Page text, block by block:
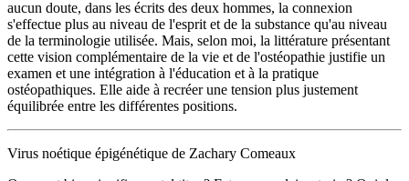
aucun doute, dans les écrits des deux hommes, la connexion
s'effectue plus au niveau de l'esprit et de la substance qu'au niveau
de la terminologie utilisée. Mais, selon moi, la littérature présentant
cette vision complémentaire de la vie et de l'ostéopathie justifie un
examen et une intégration à l'éducation et à la pratique
ostéopathiques. Elle aide à recréer une tension plus justement
équilibrée entre les différentes positions.
Virus noétique épigénétique de Zachary Comeaux